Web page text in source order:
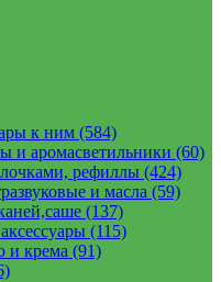
к ним (584)
и аромасветильники (60)
рефиллы (424)
и масла (59)
(137)
(115)
и крема (91)